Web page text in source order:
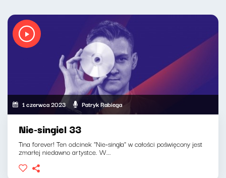
1 czerwca 2023 Patryk Rabiega
Nie-singiel 33
Tina forever! Ten odcinek "Nie-singla" w całości poświęcony jest
zmarłej niedawno artystce. W...